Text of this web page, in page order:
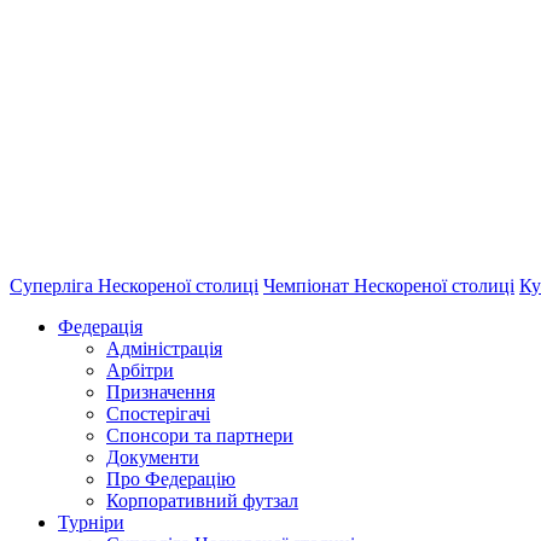
Суперліга Нескореної столиці Чемпіонат Нескореної столиці
Федерація
Адміністрація
Арбітри
Призначення
Спостерігачі
Спонсори та партнери
Документи
Про Федерацію
Корпоративний футзал
Турніри